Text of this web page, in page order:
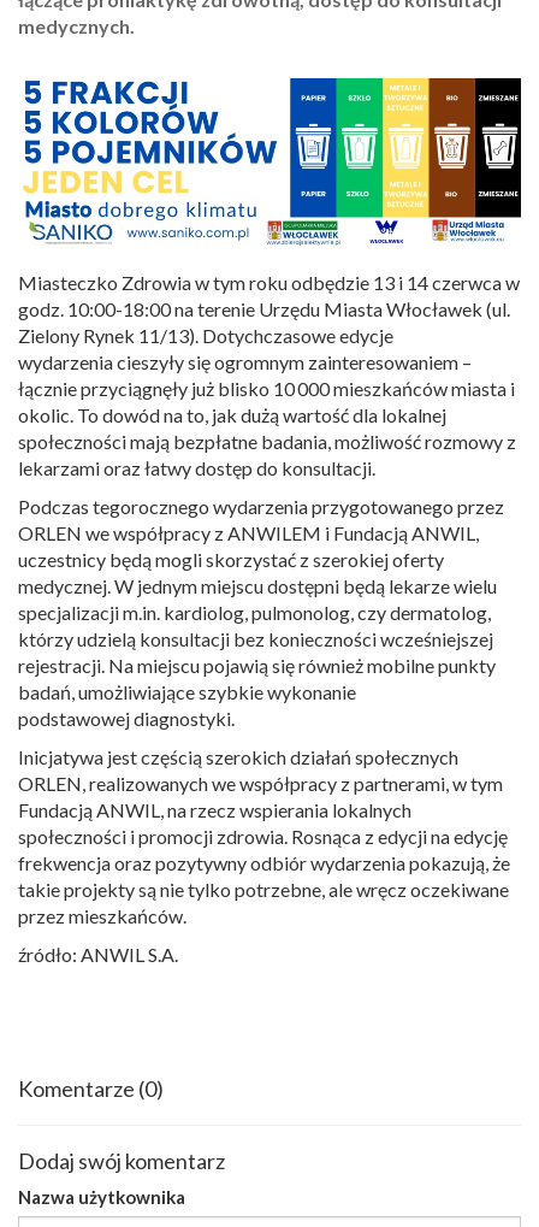
medycznych.
Miasteczko Zdrowia w tym roku odbędzie 13 i 14 czerwca w
godz. 10:00-18:00 na terenie Urzędu Miasta Włocławek (ul.
Zielony Rynek 11/13). Dotychczasowe edycje
wydarzenia cieszyły się ogromnym zainteresowaniem –
łącznie przyciągnęły już blisko 10 000 mieszkańców miasta i
okolic. To dowód na to, jak dużą wartość dla lokalnej
społeczności mają bezpłatne badania, możliwość rozmowy z
lekarzami oraz łatwy dostęp do konsultacji.
Podczas tegorocznego wydarzenia przygotowanego przez
ORLEN we współpracy z ANWILEM i Fundacją ANWIL,
uczestnicy będą mogli skorzystać z szerokiej oferty
medycznej. W jednym miejscu dostępni będą lekarze wielu
specjalizacji m.in. kardiolog, pulmonolog, czy dermatolog,
którzy udzielą konsultacji bez konieczności wcześniejszej
rejestracji. Na miejscu pojawią się również mobilne punkty
badań, umożliwiające szybkie wykonanie
podstawowej diagnostyki.
Inicjatywa jest częścią szerokich działań społecznych
ORLEN, realizowanych we współpracy z partnerami, w tym
Fundacją ANWIL, na rzecz wspierania lokalnych
społeczności i promocji zdrowia. Rosnąca z edycji na edycję
frekwencja oraz pozytywny odbiór wydarzenia pokazują, że
takie projekty są nie tylko potrzebne, ale wręcz oczekiwane
przez mieszkańców.
źródło: ANWIL S.A.
Komentarze (0)
Dodaj swój komentarz
Nazwa użytkownika